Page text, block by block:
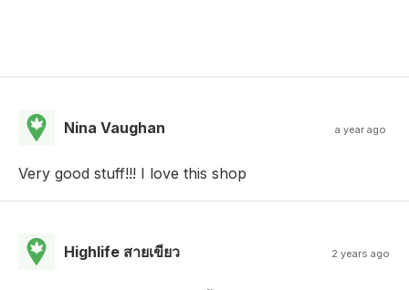
Nina Vaughan a year ago
Very good stuff!!! I love this shop
Highlife สายเขียว 2 years ago